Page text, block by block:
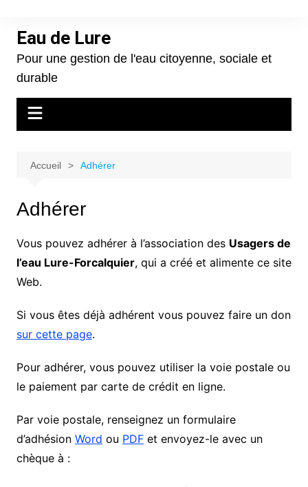
contenuEau de Lure
Pour une gestion de l'eau citoyenne, sociale et
durable
Accueil Adhérer
Adhérer
Vous pouvez adhérer à l’association des Usagers de
l’eau Lure-Forcalquier, qui a créé et alimente ce site
Web.
Si vous êtes déjà adhérent vous pouvez faire un don
sur cette page.
Pour adhérer, vous pouvez utiliser la voie postale ou
le paiement par carte de crédit en ligne.
Par voie postale, renseignez un formulaire
d’adhésion Word ou PDFet envoyez-le avec un
chèque à :